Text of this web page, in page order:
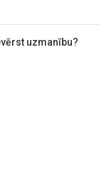
uzmanību?